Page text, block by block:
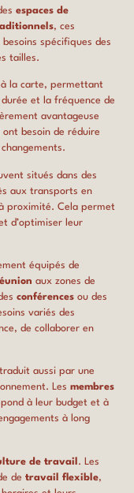
espaces de
, ces
spécifiques des
tailles.
la carte, permettant
durée et la fréquence de
avantageuse
ont besoin de réduire
situés dans des
aux transports en
proximité. Cela permet
d’optimiser leur
équipés de
aux zones de
conférences ou des
variés des
de collaborer en
aussi par une
Les membres
à leur budget et à
à long
de travail . Les
de travail flexible,